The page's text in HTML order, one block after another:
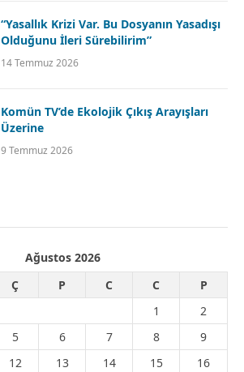
“Yasallık Krizi Var. Bu Dosyanın Yasadışı
Olduğunu İleri Sürebilirim”
14 Temmuz 2026
Komün TV’de Ekolojik Çıkış Arayışları
Üzerine
9 Temmuz 2026
Ağustos 2026
Ç P C C
P
1
2
5 6 7 8
9
12 13 14 15
16